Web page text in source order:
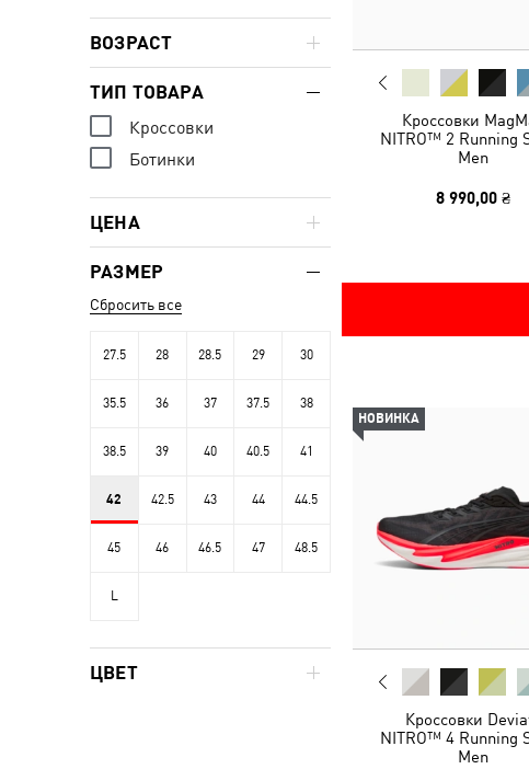
Кроссовки
NITRO™ 2 Running
Men
8 990,00 ₴
НОВИНКА
Кроссовки
NITRO™ 4 Running
Men
ВОЗРАСТ
ТИП ТОВАРА
Кроссовки
Ботинки
ЦЕНА
РАЗМЕР
Сбросить все
27.5 28 28.5 29 30
35.5 36 37 37.5 38
38.5 39 40 40.5 41
42 42.5 43 44 44.5
45 46 46.5 47 48.5
L
ЦВЕТ